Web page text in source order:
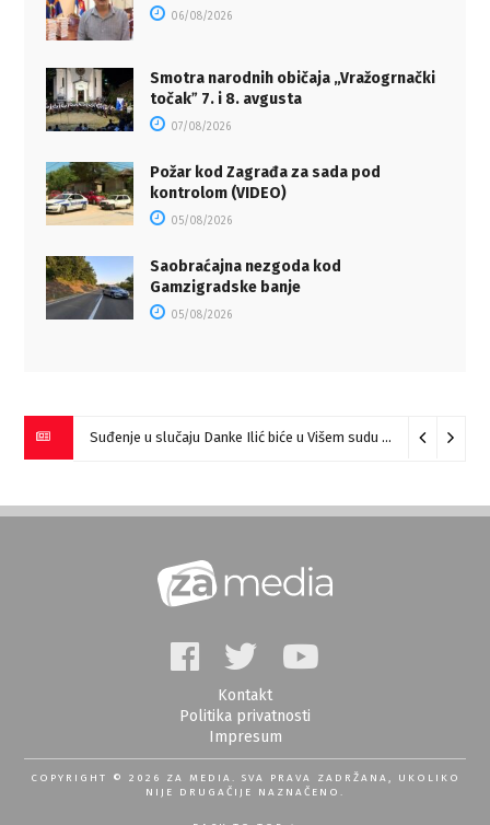
06/08/2026
Smotra narodnih običaja „Vražogrnački
točakˮ 7. i 8. avgusta
07/08/2026
Požar kod Zagrađa za sada pod
kontrolom (VIDEO)
05/08/2026
Saobraćajna nezgoda kod
Gamzigradske banje
05/08/2026
Suđenje u slučaju Danke Ilić biće u Višem sudu u Negotinu?
Kontakt
Politika privatnosti
Impresum
COPYRIGHT © 2026 ZA MEDIA. SVA PRAVA ZADRŽANA, UKOLIKO
NIJE DRUGAČIJE NAZNAČENO.